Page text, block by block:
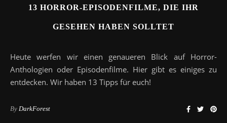
13 HORROR-EPISODENFILME, DIE IHR
GESEHEN HABEN SOLLTET
Heute werfen wir einen genaueren Blick auf Horror-
Anthologien oder Episodenfilme. Hier gibt es einiges zu
entdecken. Wir haben 13 Tipps für euch!
By DarkForest